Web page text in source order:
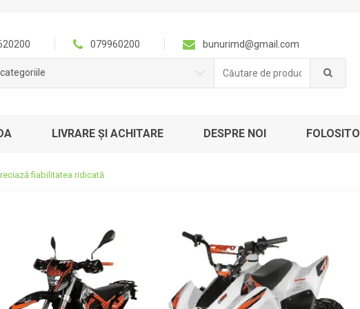
079960200 bunurimd@gmail.com
pentru:
LIVRARE ȘI ACHITARE DESPRE NOI
fiabilitatea ridicată